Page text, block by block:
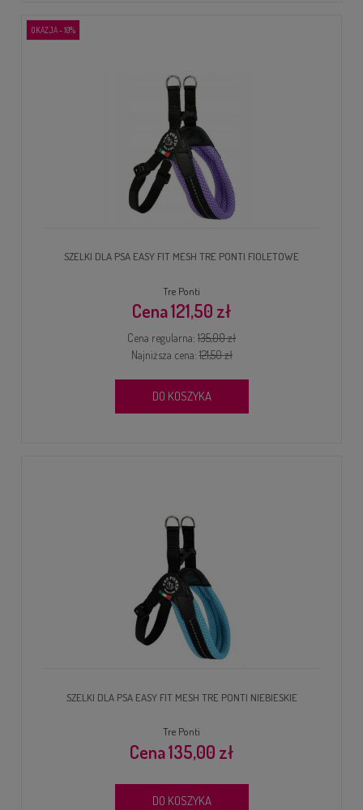
SZELKI DLA PSA EASY FIT MESH TRE PONTI FIOLETOWE
Tre Ponti
121,50 zł
Cena regularna: 135,00 zł
Najniższa cena:121,50 zł
DO KOSZYKA
OKAZJA - 10%
SZELKI DLA PSA EASY FIT MESH TRE PONTI NIEBIESKIE
Tre Ponti
135,00 zł
DO KOSZYKA